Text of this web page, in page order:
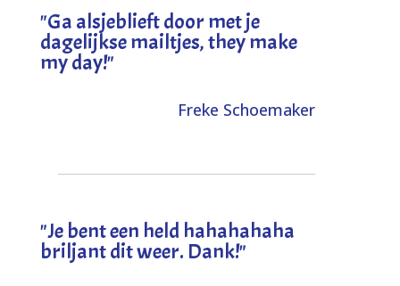
"Ga alsjeblieft door met je
dagelijkse mailtjes, they make
my day!"
Freke Schoemaker
"Je bent een held hahahahaha
briljant dit weer. Dank!"